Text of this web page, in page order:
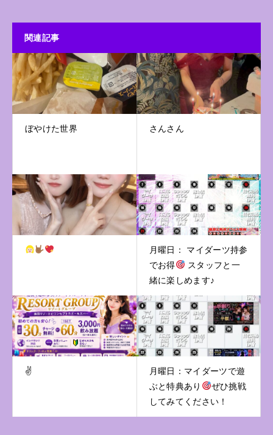
関連記事
ぼやけた世界 さんさん
月曜日： マイダーツ持参
でお得
スタッフと一
緒に楽しめます♪
✌️
月曜日：マイダーツで遊
ぶと特典あり
ぜひ挑戦
してみてください！